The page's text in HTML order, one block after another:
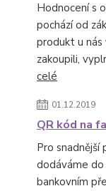
Hodnocení s
pochází od
produkt u
zakoupili,
celé
01.12.2019
QR kód na
Pro
dodáváme
bankovním